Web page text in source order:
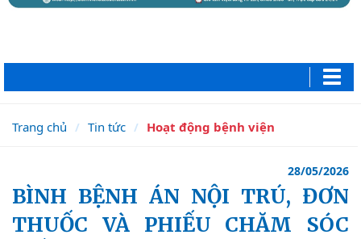
Trang chủ Tin tức Hoạt động bệnh viện
28/05/2026
BÌNH BỆNH ÁN NỘI TRÚ, ĐƠN
THUỐC VÀ PHIẾU CHĂM SÓC